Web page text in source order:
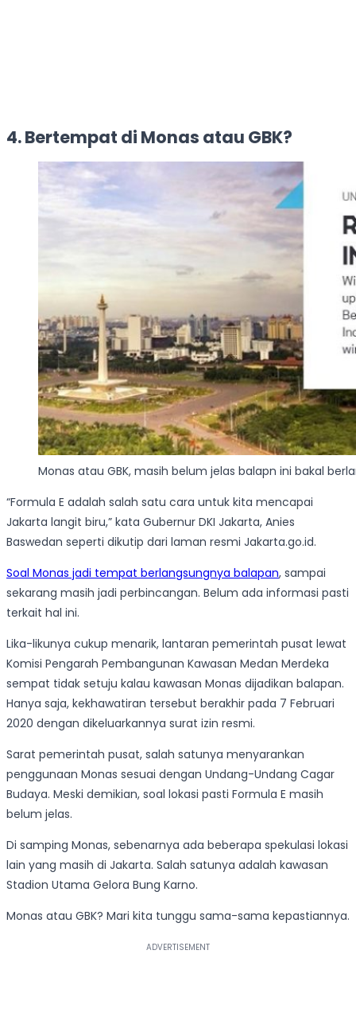
4. Bertempat di Monas atau GBK?
Monas atau GBK, masih belum jelas balapn ini bakal
“Formula E adalah salah satu cara untuk kita mencapai
Jakarta langit biru,” kata Gubernur DKI Jakarta, Anies
Baswedan seperti dikutip dari laman resmi Jakarta.go.id.
Soal Monas jadi tempat berlangsungnya balapan, sampai
sekarang masih jadi perbincangan. Belum ada informasi pasti
terkait hal ini.
Lika-likunya cukup menarik, lantaran pemerintah pusat lewat
Komisi Pengarah Pembangunan Kawasan Medan Merdeka
sempat tidak setuju kalau kawasan Monas dijadikan balapan.
Hanya saja, kekhawatiran tersebut berakhir pada 7 Februari
2020 dengan dikeluarkannya surat izin resmi.
Sarat pemerintah pusat, salah satunya menyarankan
penggunaan Monas sesuai dengan Undang-Undang Cagar
Budaya. Meski demikian, soal lokasi pasti Formula E masih
belum jelas.
Di samping Monas, sebenarnya ada beberapa spekulasi lokasi
lain yang masih di Jakarta. Salah satunya adalah kawasan
Stadion Utama Gelora Bung Karno.
Monas atau GBK? Mari kita tunggu sama-sama kepastiannya.